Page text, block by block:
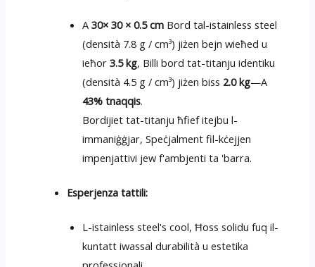
A30× 30 × 0.5 cm Bord tal-istainless steel
(densità 7.8 g / cm³) jiżen bejn wieħed u
ieħor3.5 kg, Billi bord tat-titanju identiku
(densità 4.5 g / cm³) jiżen biss 2.0 kg—A
43% tnaqqis.
Bordijiet tat-titanju ħfief itejbu l-
immaniġġjar, Speċjalment fil-kċejjen
impenjattivi jew f'ambjenti ta 'barra.
Esperjenza tattili:
L-istainless steel's cool, Ħoss solidu fuq il-
kuntatt iwassal durabilità u estetika